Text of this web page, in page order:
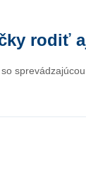
rodiť